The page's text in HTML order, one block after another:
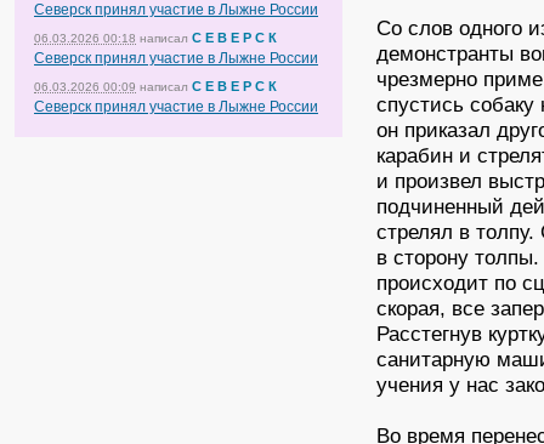
Северск принял участие в Лыжне России
06.03.2026 00:18 написал С Е В Е Р С К
Северск принял участие в Лыжне России
06.03.2026 00:09 написал С Е В Е Р С К
Северск принял участие в Лыжне России
Со слов одного
демонстранты
чрезмерно
спустись собаку
он приказал
карабин и
и произвел
подчиненный
стрелял в
в сторону
происходит по
скорая, все
Расстегнув
санитарную
учения у нас
Во время